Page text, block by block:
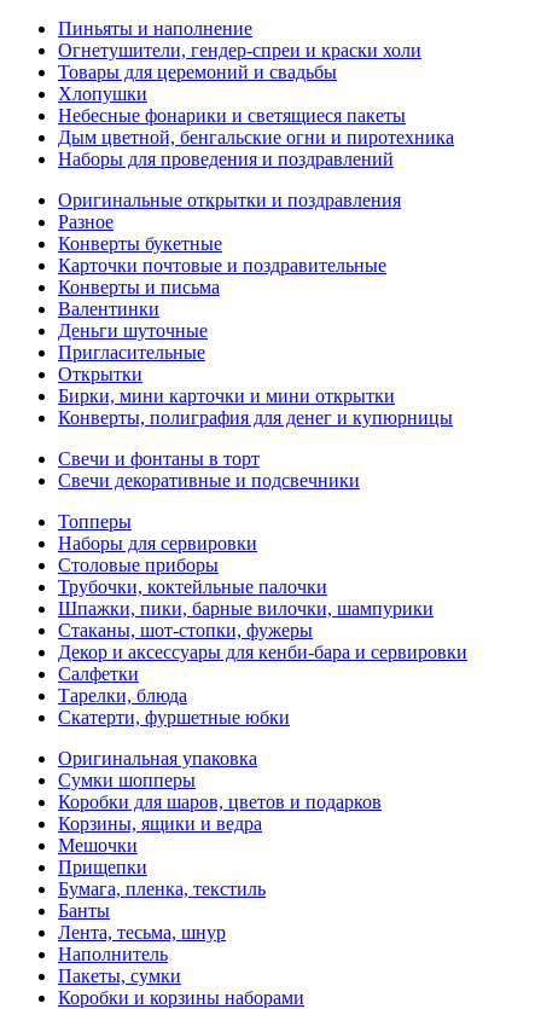
Пиньяты и наполнение
Огнетушители, гендер-спреи и краски холи
Товары для церемоний и свадьбы
Хлопушки
Небесные фонарики и светящиеся пакеты
Дым цветной, бенгальские огни и пиротехника
Наборы для проведения и поздравлений
Оригинальные открытки и поздравления
Разное
Конверты букетные
Карточки почтовые и поздравительные
Конверты и письма
Валентинки
Деньги шуточные
Пригласительные
Открытки
Бирки, мини карточки и мини открытки
Конверты, полиграфия для денег и купюрницы
Свечи и фонтаны в торт
Свечи декоративные и подсвечники
Топперы
Наборы для сервировки
Столовые приборы
Трубочки, коктейльные палочки
Шпажки, пики, барные вилочки, шампурики
Стаканы, шот-стопки, фужеры
Декор и аксессуары для кенби-бара и сервировки
Салфетки
Тарелки, блюда
Скатерти, фуршетные юбки
Оригинальная упаковка
Сумки шопперы
Коробки для шаров, цветов и подарков
Корзины, ящики и ведра
Мешочки
Прищепки
Бумага, пленка, текстиль
Банты
Лента, тесьма, шнур
Наполнитель
Пакеты, сумки
Коробки и корзины наборами